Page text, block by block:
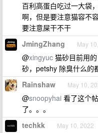
百利高蛋白吃过一大袋
啊，但是要注意猫容不
要注意屎干不干
JmingZhang May
@xingyuc 猫砂目前用
砂，petshy 除臭什么的
Rainshaw May 10,
@snoopyhai 看了这个
了。。。
techkk May 10, 2022